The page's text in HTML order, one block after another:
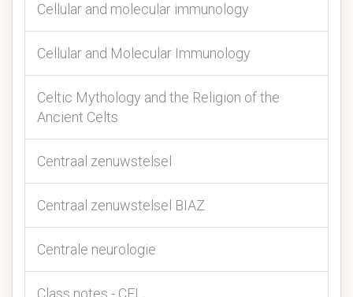
Cellular and molecular immunology
Cellular and Molecular Immunology
Celtic Mythology and the Religion of the
Ancient Celts
Centraal zenuwstelsel
Centraal zenuwstelsel BIAZ
Centrale neurologie
Class notes - CEL